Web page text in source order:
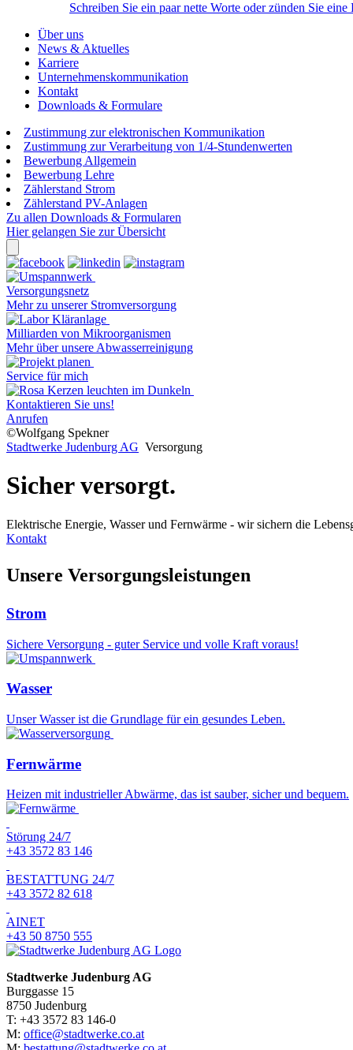
Schreiben Sie ein paar nette Worte oder zünden Sie eine
Über uns
News & Aktuelles
Karriere
Unternehmenskommunikation
Kontakt
Downloads & Formulare
Zustimmung zur elektronischen Kommunikation
Zustimmung zur Verarbeitung von 1/4-Stundenwerten
Bewerbung Allgemein
Bewerbung Lehre
Zählerstand Strom
Zählerstand PV-Anlagen
Zu allen Downloads & Formularen
Hier gelangen Sie zur Übersicht
Versorgungsnetz
Mehr zu unserer Stromversorgung
Milliarden von Mikroorganismen
Mehr über unsere Abwasserreinigung
Service für mich
Kontaktieren Sie uns!
Anrufen
©Wolfgang Spekner
Stadtwerke Judenburg AG Versorgung
Sicher versorgt.
Elektrische Energie, Wasser und Fernwärme - wir sichern die
Kontakt
Unsere Versorgungsleistungen
Strom
Sichere Versorgung - guter Service und volle Kraft voraus!
Wasser
Unser Wasser ist die Grundlage für ein gesundes Leben.
Fernwärme
Heizen mit industrieller Abwärme, das ist sauber, sicher und bequem.
Störung 24/7
+43 3572 83 146
BESTATTUNG 24/7
+43 3572 82 618
AINET
+43 50 8750 555
Stadtwerke Judenburg AG
Burggasse 15
8750 Judenburg
T: +43 3572 83 146-0
M: office@stadtwerke.co.at